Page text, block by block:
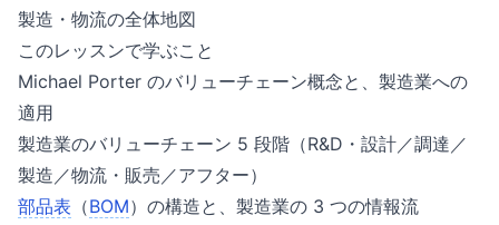
製造・物流の全体地図
このレッスンで学ぶこと
Michael Porter のバリューチェーン概念と、製造業への
適用
製造業のバリューチェーン 5 段階（R&D・設計／調達／
製造／物流・販売／アフター）
部品表 （BOM）の構造と、製造業の 3 つの情報流